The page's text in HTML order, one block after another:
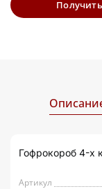
Получить
Гофрокороб 4-х
Артикул